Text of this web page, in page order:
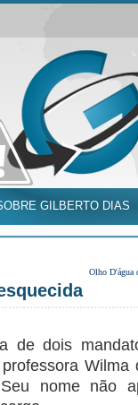
GILBERTO DIAS
Olho D'água
de dois
Wilma
nome não